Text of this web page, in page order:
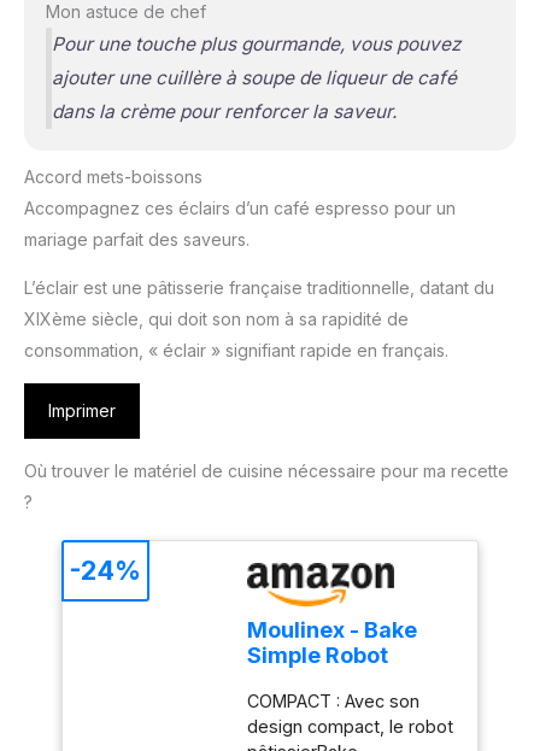
Mon astuce de chef
Pour une touche plus gourmande, vous pouvez
ajouter une cuillère à soupe de liqueur de café
dans la crème pour renforcer la saveur.
Accord mets-boissons
Accompagnez ces éclairs d’un café espresso pour un
mariage parfait des saveurs.
L’éclair est une pâtisserie française traditionnelle, datant du
XIXème siècle, qui doit son nom à sa rapidité de
consommation, « éclair » signifiant rapide en français.
Imprimer
Où trouver le matériel de cuisine nécessaire pour ma recette
?
Moulinex - Bake
Simple Robot
fouet, batteur et
crochet
COMPACT : Avec son
design compact, le robot
-24%